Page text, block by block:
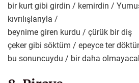
bir kurt gibi girdin / kemirdin /
kıvrılışlarıyla /
beynime giren kurdu / çürük bir diş
çeker gibi söktüm / epeyce ter
bu sonuncuydu / bir daha